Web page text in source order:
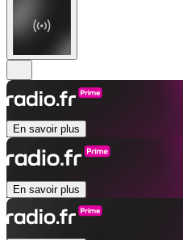
En savoir plus
En savoir plus